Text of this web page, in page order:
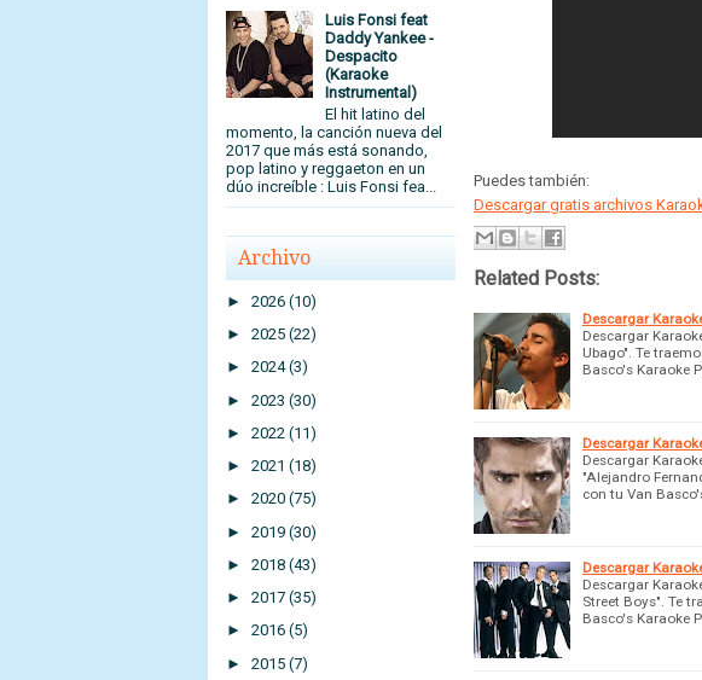
Luis Fonsi feat
Daddy Yankee -
Despacito
(Karaoke
Instrumental)
El hit latino del
momento, la canción nueva del
2017 que más está sonando,
pop latino y reggaeton en un
dúo increíble : Luis Fonsi fea...
Archivo
► 2026 (10)
► 2025 (22)
► 2024 (3)
► 2023 (30)
► 2022 (11)
► 2021 (18)
► 2020 (75)
► 2019 (30)
► 2018 (43)
► 2017 (35)
► 2016 (5)
► 2015 (7)
Puedes también:
Descargar gratis archivos
Related Posts:
Descargar
Descargar
Ubago". Te
Basco's Karaoke
Descargar
Descargar
"Alejandro
con tu Van
Descargar
Descargar
Street Boys". Te
Basco's Karaoke